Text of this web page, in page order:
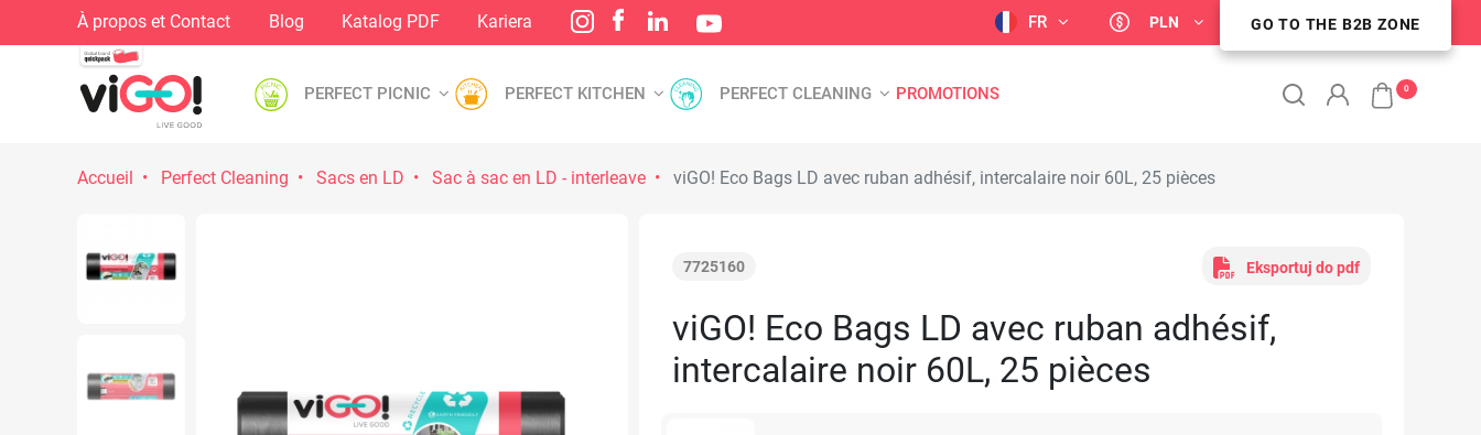
À propos et Contact Blog Katalog PDF Kariera FR PLN ESPACE CLIENT B2B
GO TO THE B2B ZONE
PERFECT PICNIC PERFECT KITCHEN PERFECT CLEANING PROMOTIONS 0
Accueil Perfect Cleaning Sacs en LD Sac à sac en LD - interleave viGO! Eco Bags LD avec ruban adhésif, intercalaire noir 60L, 25 pièces
7725160 Eksportuj do pdf
viGO! Eco Bags LD avec ruban adhésif,
intercalaire noir 60L, 25 pièces